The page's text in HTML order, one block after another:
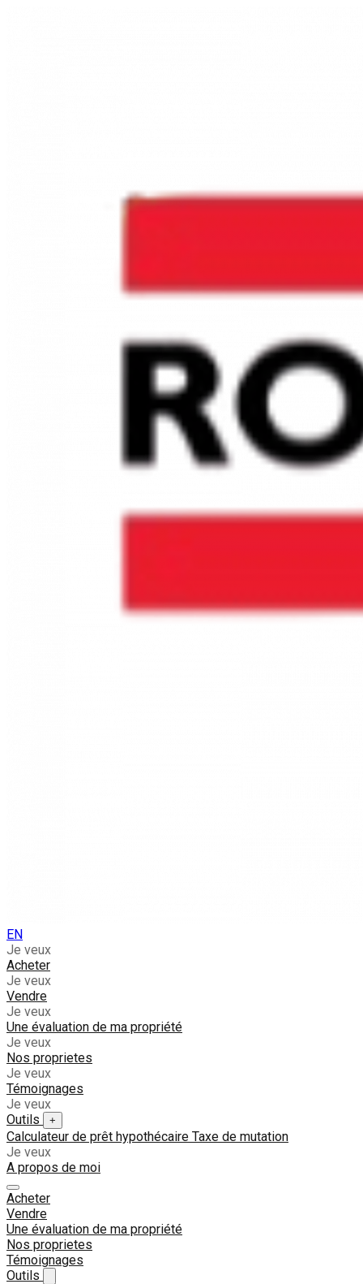
EN
Je veux
Acheter
Je veux
Vendre
Je veux
Une évaluation de ma propriété
Je veux
Nos proprietes
Je veux
Témoignages
Je veux
Outils
+
Calculateur de prêt hypothécaire Taxe de mutation
Je veux
A propos de moi
Acheter
Vendre
Une évaluation de ma propriété
Nos proprietes
Témoignages
Outils